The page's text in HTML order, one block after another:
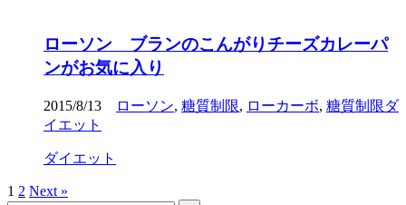
ローソン ブランのこんがりチーズカレーパ
ンがお気に入り
2015/8/13 ローソン, 糖質制限, ローカーボ, 糖質制限ダ
イエット
ダイエット
1 2 Next »